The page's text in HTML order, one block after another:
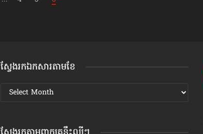
ស្វែងរកឯកសារតាមខែ
ស្វែងរក
ឯកសារ